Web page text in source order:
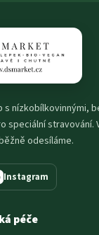
s nízkobílkovinnými,
speciální stravování.
odesíláme.
Instagram
péče